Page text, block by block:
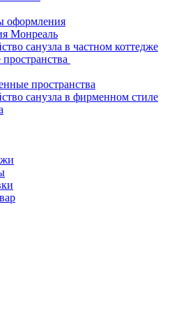
оформления
Монреаль
санузла в частном коттедже
пространства
санузла в фирменном стиле